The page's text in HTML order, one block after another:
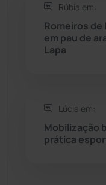
Sudoeste
Tanhaçu
Rúbia em:
Romeiros de
em pau de
Lapa
Lúcia em:
Mobilização
prática